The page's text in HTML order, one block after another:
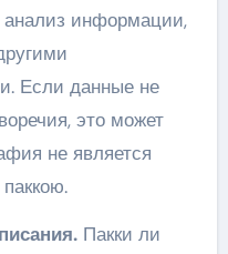
информации,
Если данные не
это может
не является
Пакки ли